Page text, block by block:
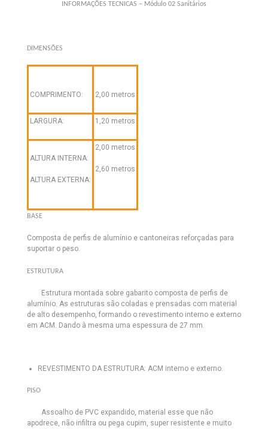
INFORMAÇÕES TECNICAS – Módulo 02 Sanitários
DIMENSÕES
COMPRIMENTO: 2,00 metros
LARGURA: 1,20 metros
ALTURA INTERNA:
ALTURA EXTERNA:
2,00 metros
2,60 metros
BASE
Composta de perfis de alumínio e cantoneiras reforçadas para
suportar o peso.
ESTRUTURA
Estrutura montada sobre gabarito composta de perfis de
alumínio. As estruturas são coladas e prensadas com material
de alto desempenho, formando o revestimento interno e externo
em ACM. Dando à mesma uma espessura de 27 mm.
REVESTIMENTO DA ESTRUTURA: ACM interno e externo.
PISO
Assoalho de PVC expandido, material esse que não
apodrece, não infiltra ou pega cupim, super resistente e muito